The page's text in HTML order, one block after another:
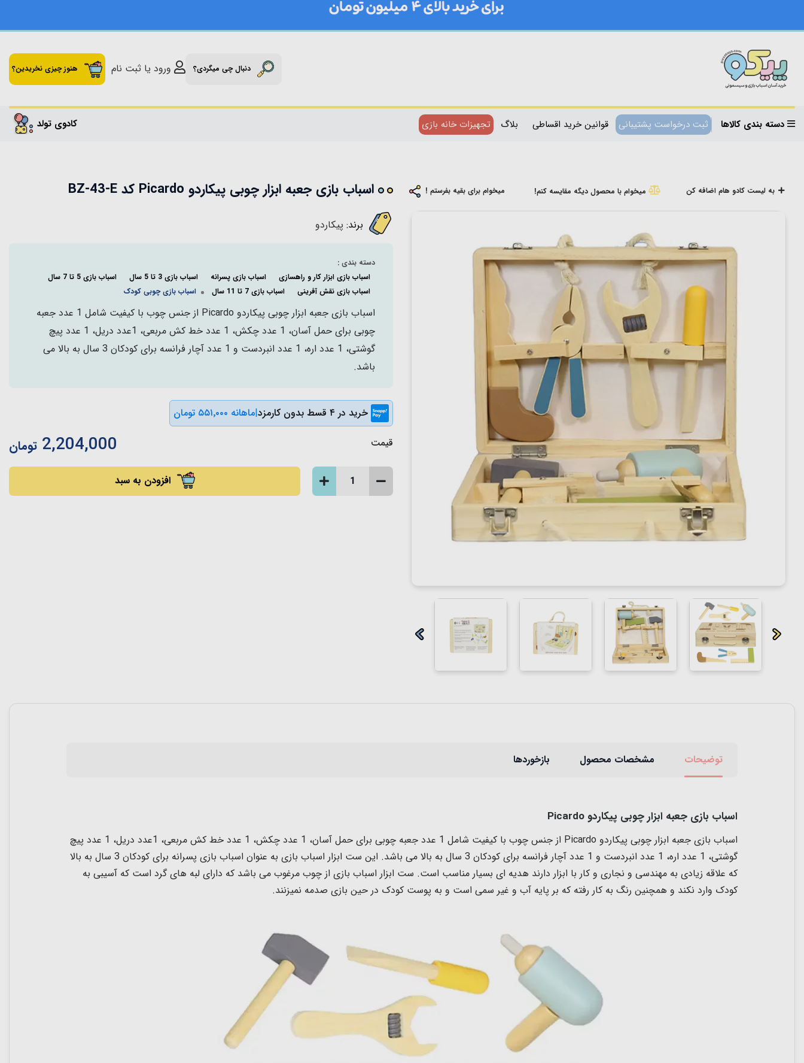
دنبال چی میگردی؟ ورود یا ثبت نام هنوز چیزی نخریدین؟
دسته بندی کالاها ثبت درخواست پشتیبانی قوانین خرید اقساطی بلاگ تجهیزات خانه بازی کادوی تولد
به لیست کادو هام اضافه کن میخوام با محصول دیگه مقایسه کنم! میخوام برای بقیه بفرستم ! اسباب بازی جعبه ابزار چوبی پیکاردو Picardo کد BZ-43-E
برند: پیکاردو
دسته بندی :
اسباب بازی ابزار کار و راهسازی
اسباب بازی پسرانه اسباب بازی 3 تا 5 سال
اسباب بازی 5 تا 7 سال
اسباب بازی نقش آفرینی
اسباب بازی 7 تا 11 سال اسباب بازی چوبی کودک
اسباب بازی جعبه ابزار چوبی پیکاردو Picardo از جنس چوب با کیفیت شامل 1 عدد جعبه
چوبی برای حمل آسان، 1 عدد چکش، 1 عدد خط کش مربعی، 1عدد دریل، 1 عدد پیچ
گوشتی، 1 عدد اره، 1 عدد انبردست و 1 عدد آچار فرانسه برای کودکان 3 سال به بالا می
باشد.
خرید در ۴ قسط بدون کارمزد |ماهانه ۵۵۱٬۰۰۰ تومان
قیمت
2,204,000 تومان
افزودن به سبد
توضیحات مشخصات محصول بازخوردها
اسباب بازی جعبه ابزار چوبی پیکاردو Picardo
اسباب بازی جعبه ابزار چوبی پیکاردو Picardo از جنس چوب با کیفیت شامل 1 عدد جعبه چوبی برای حمل آسان، 1 عدد چکش، 1 عدد خط کش مربعی، 1عدد دریل، 1 عدد پیچ
گوشتی، 1 عدد اره، 1 عدد انبردست و 1 عدد آچار فرانسه برای کودکان 3 سال به بالا می باشد. این ست ابزار اسباب بازی به عنوان اسباب بازی پسرانه برای کودکان 3 سال به بالا
که علاقه زیادی به مهندسی و نجاری و کار با ابزار دارند هدیه ای بسیار مناسب است. ست ابزار اسباب بازی از چوب مرغوب می باشد که دارای لبه های گرد است که آسیبی به
کودک وارد نکند و همچنین رنگ به کار رفته که بر پایه آب و غیر سمی است و به پوست کودک در حین بازی صدمه نمیزنند.